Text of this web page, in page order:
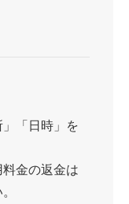
「日時」を
金の返金は